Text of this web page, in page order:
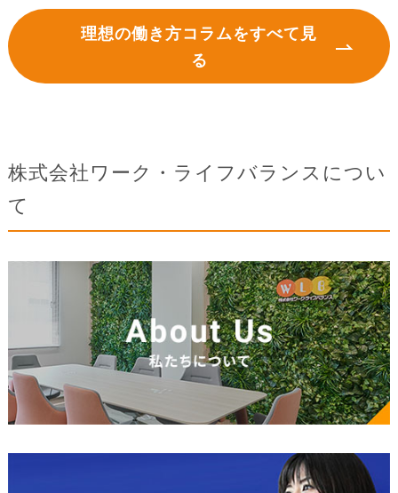
理想の働き方コラムをすべて見
る
株式会社ワーク・ライフバランスについ
て